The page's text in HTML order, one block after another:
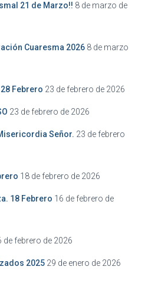
21 de Marzo!! 8 de marzo de
Cuaresma 2026 8 de marzo
Febrero 23 de febrero de 2026
23 de febrero de 2026
Señor. 23 de febrero
18 de febrero de 2026
18 Febrero 16 de febrero de
de febrero de 2026
2025 29 de enero de 2026